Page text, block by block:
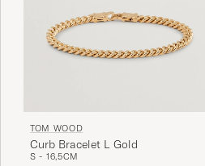
TOM WOOD
Curb Bracelet L Gold
S - 16,5CM